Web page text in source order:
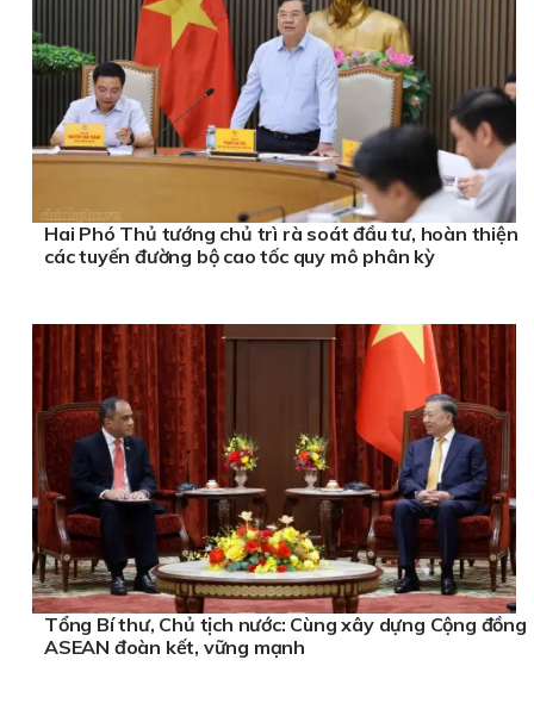
Hai Phó Thủ tướng chủ trì rà soát đầu tư, hoàn thiện
các tuyến đường bộ cao tốc quy mô phân kỳ
Tổng Bí thư, Chủ tịch nước: Cùng xây dựng Cộng đồng
ASEAN đoàn kết, vững mạnh